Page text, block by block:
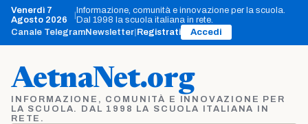
Vai
contenuto
Venerdì 7
Agosto 2026
Informazione, comunità e innovazione per la scuola.
Dal 1998 la scuola italiana in rete.
Canale TelegramNewsletter Registrati Accedi
AetnaNet.org
INFORMAZIONE, COMUNITÀ E INNOVAZIONE PER
LA SCUOLA. DAL 1998 LA SCUOLA ITALIANA IN
RETE.